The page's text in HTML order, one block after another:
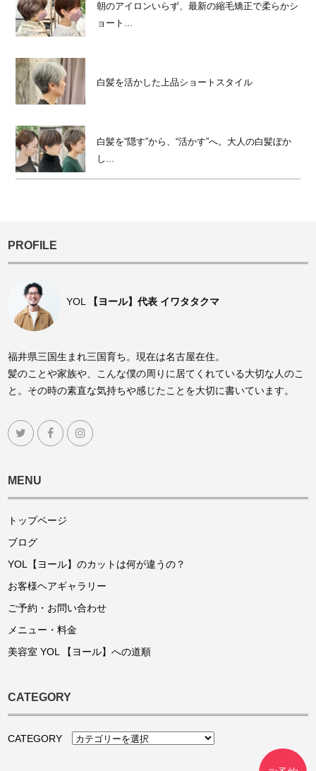
朝のアイロンいらず、最新の縮毛矯正で柔らかシ
ョート...
白髪を活かした上品ショートスタイル
白髪を“隠す”から、“活かす”へ。大人の白髪ぼか
し...
PROFILE
YOL 【ヨール】代表 イワタタクマ
福井県三国生まれ三国育ち。現在は名古屋在住。
髪のことや家族や、こんな僕の周りに居てくれている大切な人のこ
と。その時の素直な気持ちや感じたことを大切に書いています。
MENU
トップページ
ブログ
YOL【ヨール】のカットは何が違うの？
お客様ヘアギャラリー
ご予約・お問い合わせ
メニュー・料金
美容室 YOL 【ヨール】への道順
CATEGORY
CATEGORY